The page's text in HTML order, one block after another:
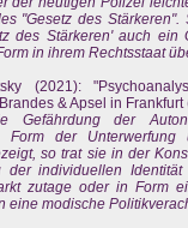
"Gesetz des Stärkeren".
des Stärkeren' auch ein
in ihrem Rechtsstaat
(2021):
& Apsel in Frankfurt
Gefährdung der
Form der Unterwerfung
so trat sie in der
der individuellen
zutage oder in Form
eine modische